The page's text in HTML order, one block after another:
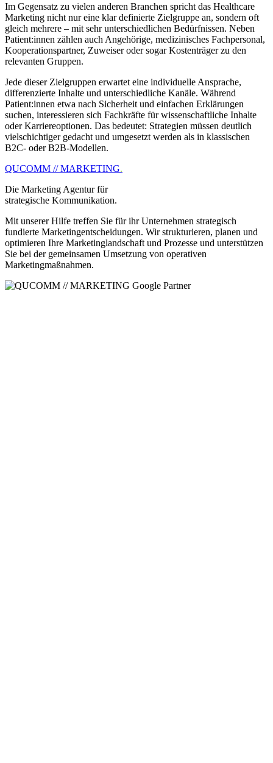
Im Gegensatz zu vielen anderen Branchen spricht das Healthcare
Marketing nicht nur eine klar definierte Zielgruppe an, sondern oft
gleich mehrere – mit sehr unterschiedlichen Bedürfnissen. Neben
Patient:innen zählen auch Angehörige, medizinisches Fachpersonal,
Kooperationspartner, Zuweiser oder sogar Kostenträger zu den
relevanten Gruppen.
Jede dieser Zielgruppen erwartet eine individuelle Ansprache,
differenzierte Inhalte und unterschiedliche Kanäle. Während
Patient:innen etwa nach Sicherheit und einfachen Erklärungen
suchen, interessieren sich Fachkräfte für wissenschaftliche Inhalte
oder Karriereoptionen. Das bedeutet: Strategien müssen deutlich
vielschichtiger gedacht und umgesetzt werden als in klassischen
B2C- oder B2B-Modellen.
QUCOMM // MARKETING.
Die Marketing Agentur für
strategische Kommunikation.
Mit unserer Hilfe treffen Sie für ihr Unternehmen strategisch
fundierte Marketingentscheidungen. Wir strukturieren, planen und
optimieren Ihre Marketinglandschaft und Prozesse und unterstützen
Sie bei der gemeinsamen Umsetzung von operativen
Marketingmaßnahmen.